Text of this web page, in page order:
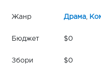
Жанр Драма,
Бюджет $0
Збори $0